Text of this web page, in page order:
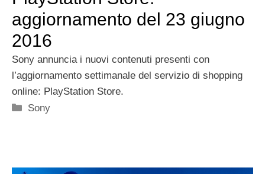
aggiornamento del 23 giugno
2016
Sony annuncia i nuovi contenuti presenti con
l’aggiornamento settimanale del servizio di shopping
online: PlayStation Store.
Categorie
Sony